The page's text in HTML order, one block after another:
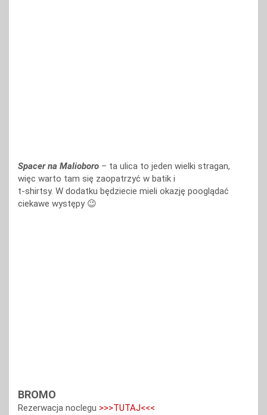
Spacer na Malioboro – ta ulica to jeden wielki stragan,
więc warto tam się zaopatrzyć w batik i
t-shirtsy. W dodatku będziecie mieli okazję pooglądać
ciekawe występy 😉
BROMO
Rezerwacja noclegu >>>TUTAJ<<<